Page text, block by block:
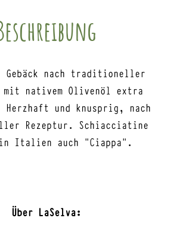
Gebäck nach traditioneller
mit nativem Olivenöl extra
und knusprig, nach
Rezeptur. Schiacciatine
Italien auch „Ciappa“.
Über LaSelva: